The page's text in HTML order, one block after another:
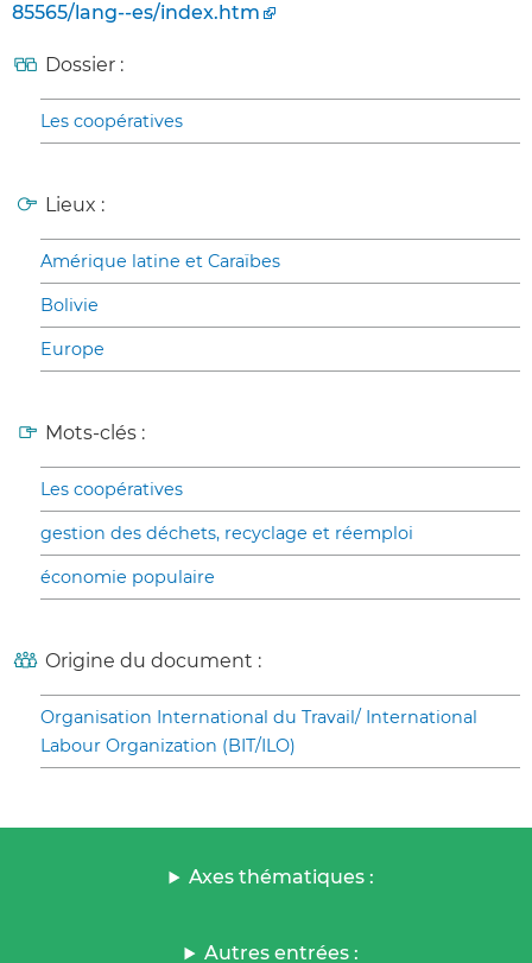
85565/lang--es/index.htm
Dossier :
Les coopératives
Lieux :
Amérique latine et Caraïbes
Bolivie
Europe
Mots-clés :
Les coopératives
gestion des déchets, recyclage et réemploi
économie populaire
Origine du document :
Organisation International du Travail/ International
Labour Organization (BIT/ILO)
Axes thématiques :
Autres entrées :